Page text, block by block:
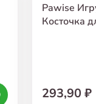
Pawise
Косточка
293,90 ₽